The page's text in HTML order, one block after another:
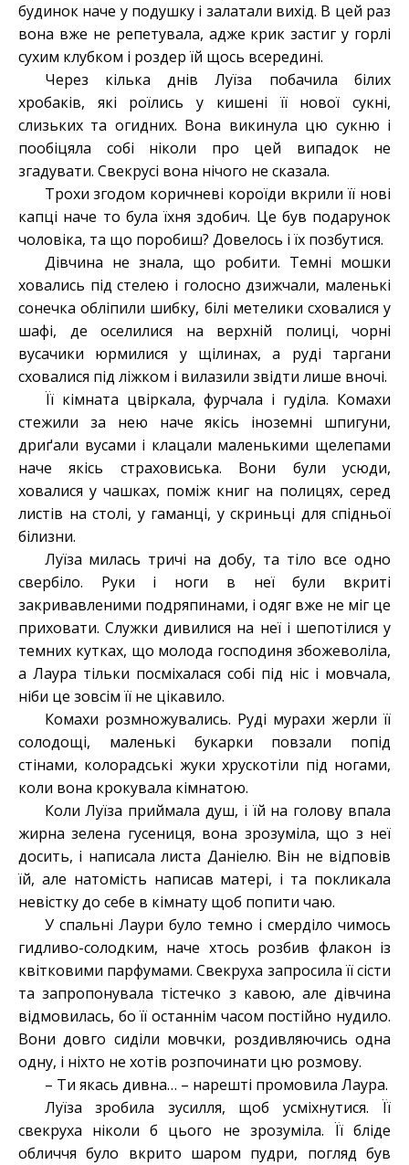
будинок наче у подушку і залатали вихід. В цей раз
вона вже не репетувала, адже крик застиг у горлі
сухим клубком і роздер їй щось всередині.
Через кілька днів Луїза побачила білих
хробаків, які роїлись у кишені її нової сукні,
слизьких та огидних. Вона викинула цю сукню і
пообіцяла собі ніколи про цей випадок не
згадувати. Свекрусі вона нічого не сказала.
Трохи згодом коричневі короїди вкрили її нові
капці наче то була їхня здобич. Це був подарунок
чоловіка, та що поробиш? Довелось і їх позбутися.
Дівчина не знала, що робити. Темні мошки
ховались під стелею і голосно дзижчали, маленькі
сонечка обліпили шибку, білі метелики сховалися у
шафі, де оселилися на верхній полиці, чорні
вусачики юрмилися у щілинах, а руді таргани
сховалися під ліжком і вилазили звідти лише вночі.
Її кімната цвіркала, фурчала і гуділа. Комахи
стежили за нею наче якісь іноземні шпигуни,
дриґали вусами і клацали маленькими щелепами
наче якісь страховиська. Вони були усюди,
ховалися у чашках, поміж книг на полицях, серед
листів на столі, у гаманці, у скриньці для спідньої
білизни.
Луїза милась тричі на добу, та тіло все одно
свербіло. Руки і ноги в неї були вкриті
закривавленими подряпинами, і одяг вже не міг це
приховати. Служки дивилися на неї і шепотілися у
темних кутках, що молода господиня збожеволіла,
а Лаура тільки посміхалася собі під ніс і мовчала,
ніби це зовсім її не цікавило.
Комахи розмножувались. Руді мурахи жерли її
солодощі, маленькі букарки повзали попід
стінами, колорадські жуки хрускотіли під ногами,
коли вона крокувала кімнатою.
Коли Луїза приймала душ, і їй на голову впала
жирна зелена гусениця, вона зрозуміла, що з неї
досить, і написала листа Даніелю. Він не відповів
їй, але натомість написав матері, і та покликала
невістку до себе в кімнату щоб попити чаю.
У спальні Лаури було темно і смерділо чимось
гидливо-солодким, наче хтось розбив флакон із
квітковими парфумами. Свекруха запросила її сісти
та запропонувала тістечко з кавою, але дівчина
відмовилась, бо її останнім часом постійно нудило.
Вони довго сиділи мовчки, роздивляючись одна
одну, і ніхто не хотів розпочинати цю розмову.
– Ти якась дивна… – нарешті промовила Лаура.
Луїза зробила зусилля, щоб усміхнутися. Її
свекруха ніколи б цього не зрозуміла. Її бліде
обличчя було вкрито шаром пудри, погляд був